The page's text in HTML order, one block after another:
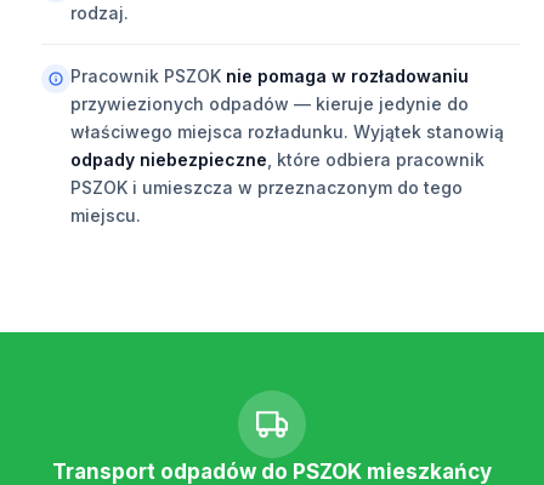
rodzaj.
Pracownik PSZOK nie pomaga w rozładowaniu
przywiezionych odpadów — kieruje jedynie do
właściwego miejsca rozładunku. Wyjątek stanowią
odpady niebezpieczne , które odbiera pracownik
PSZOK i umieszcza w przeznaczonym do tego
miejscu.
Transport odpadów do PSZOK mieszkańcy